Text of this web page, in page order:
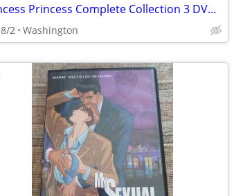
Princess Princess Complete Collection 3 DVD Set
8/2 Washington